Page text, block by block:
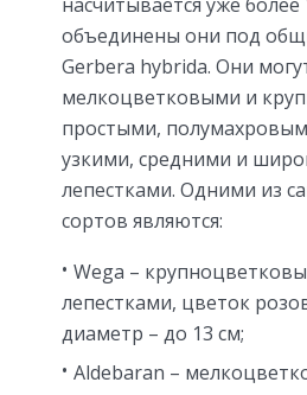
объединены они под
Gerbera hybrida. Они
мелкоцветковыми и
простыми,
узкими, средними и
лепестками. Одними из
сортов являются:
Wega –
лепестками, цветок
диаметр – до 13 см;
Aldebaran –